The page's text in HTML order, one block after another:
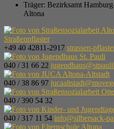
Träger: Bezirksamt
Altona
+49 40 42811-2917 strassen-
040 / 31 66 22
040 / 38 86 97
040 / 390 54 32
040 / 317 11 54 info@silbersack-